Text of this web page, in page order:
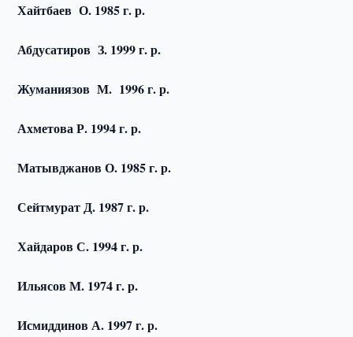
Хайтбаев О. 1985 г. р.
Абдусатиров З. 1999 г. р.
Жуманиязов М. 1996 г. р.
Ахметова Р. 1994 г. р.
Матывджанов О. 1985 г. р.
Сейтмурат Д. 1987 г. р.
Хайдаров С. 1994 г. р.
Ильясов М. 1974 г. р.
Исмиддинов А. 1997 г. р.